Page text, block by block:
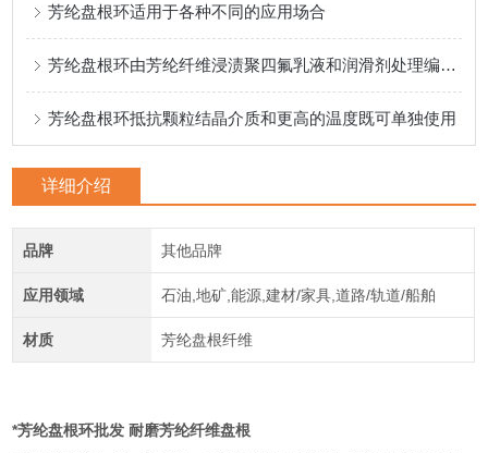
芳纶盘根环适用于各种不同的应用场合
芳纶盘根环由芳纶纤维浸渍聚四氟乳液和润滑剂处理编织而成
芳纶盘根环抵抗颗粒结晶介质和更高的温度既可单独使用
详细介绍
品牌 其他品牌
应用领域 石油,地矿,能源,建材/家具,道路/轨道/船舶
材质 芳纶盘根纤维
*芳纶盘根环批发 耐磨芳纶纤维盘根